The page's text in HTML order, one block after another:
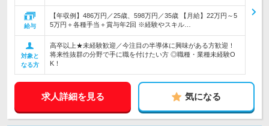
給与
【年収例】486万円／25歳、598万円／35歳 【月給】22万円～5
5万円＋各種手当＋賞与年2回 ※経験やスキル…
対象と
なる方
高卒以上★未経験歓迎／今注目の半導体に興味がある方歓迎！
将来性抜群の分野で手に職を付けたい方 ◎職種・業種未経験O
K！
求人詳細を見る 気になる